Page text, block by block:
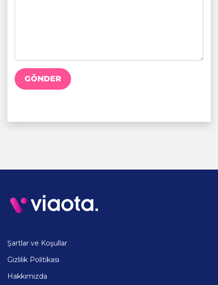
GÖNDER
Şartlar ve Koşullar
Gizlilik Politikası
Hakkımızda